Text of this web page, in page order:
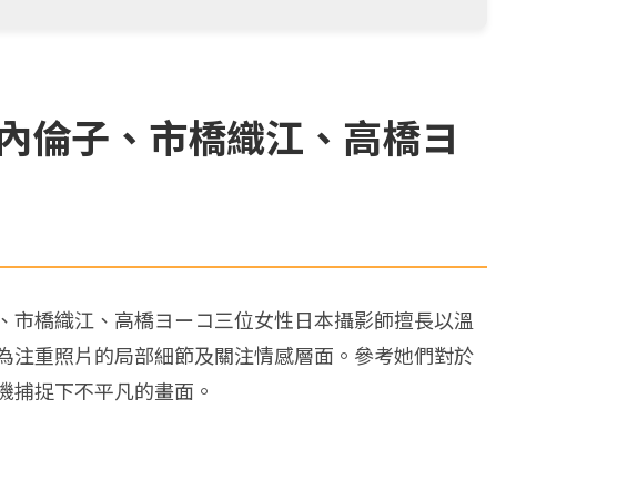
倫子、市橋織江、高橋ヨ
橋織江、高橋ヨーコ三位女性日本攝影師擅長以溫
重照片的局部細節及關注情感層面。參考她們對於
捉下不平凡的畫面。